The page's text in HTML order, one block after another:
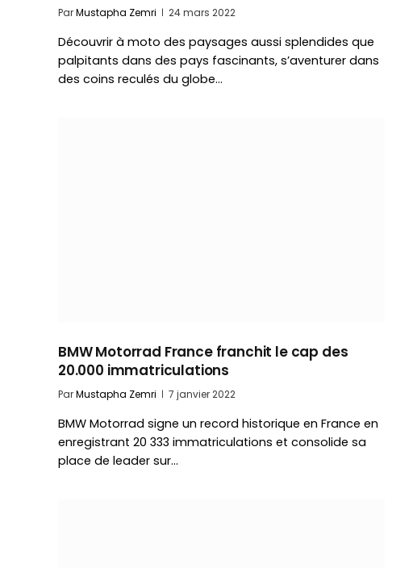
ParMustapha Zemri 24 mars 2022
Découvrir à moto des paysages aussi splendides que
palpitants dans des pays fascinants, s’aventurer dans
des coins reculés du globe…
BMW Motorrad France franchit le cap des
20.000 immatriculations
ParMustapha Zemri 7 janvier 2022
BMW Motorrad signe un record historique en France en
enregistrant 20 333 immatriculations et consolide sa
place de leader sur…